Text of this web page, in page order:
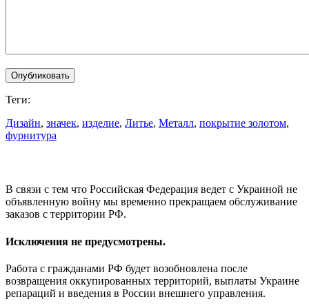
Теги:
Дизайн, значек, изделие, Литье, Металл, покрытие золотом,
фурнитура
В связи с тем что Российская Федерация ведет с Украиной не
объявленную войну мы временно прекращаем обслуживание
заказов с территории РФ.
Исключения не предусмотрены.
Работа с гражданами РФ будет возобновлена после
возвращения оккупированных территорий, выплаты Украине
репараций и введения в России внешнего управления.